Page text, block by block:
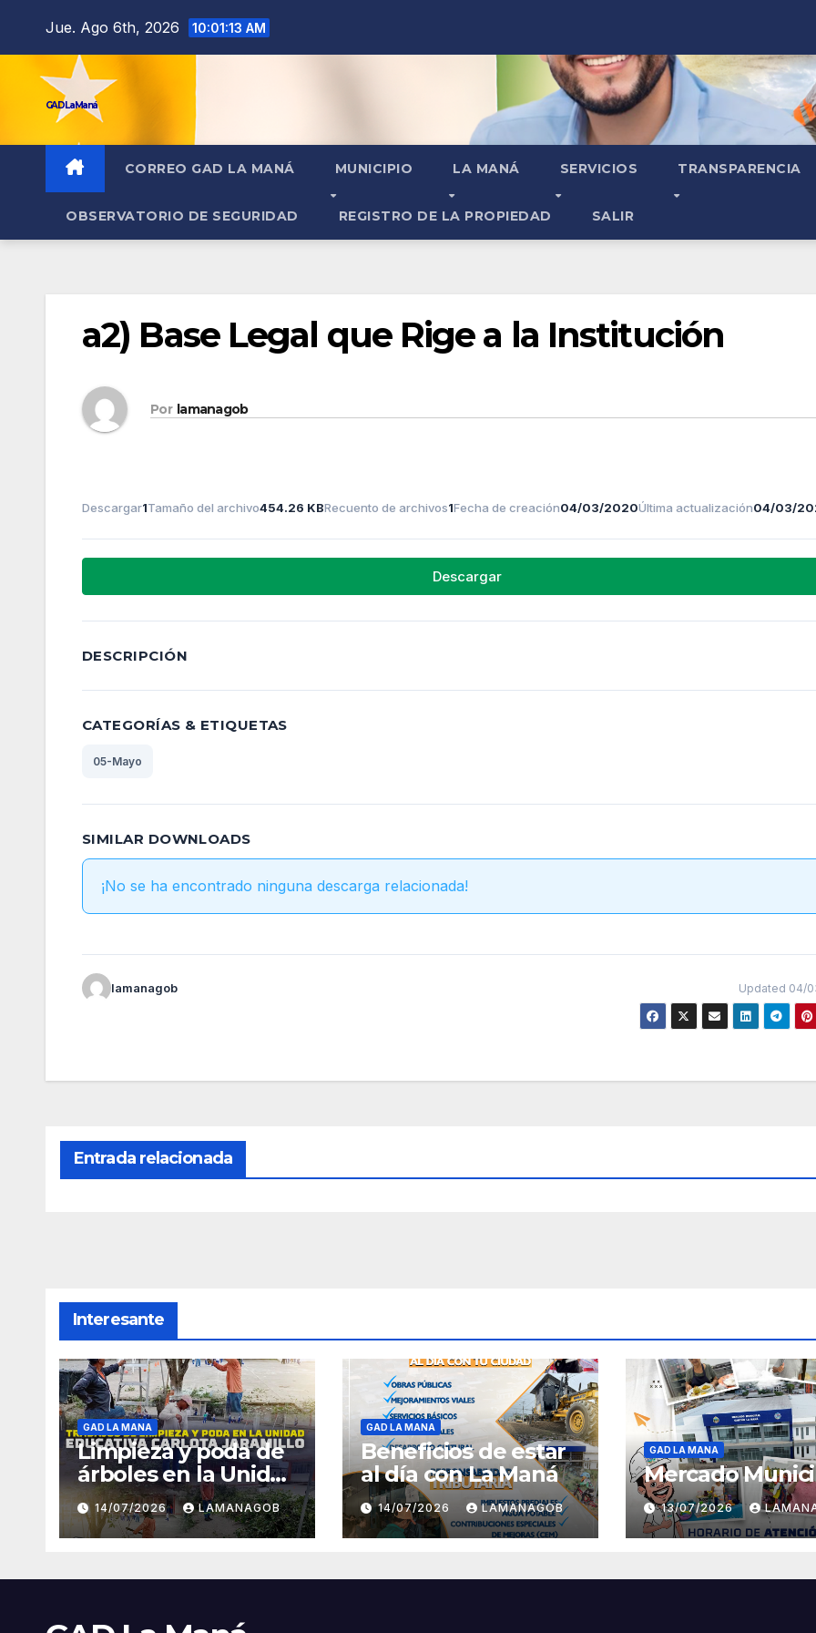
Jue. Ago 6th, 2026 10:01:14 AM
GAD La Maná
CORREO GAD LA MANÁ MUNICIPIO LA MANÁ SERVICIOS TRANSPARENCIA
OBSERVATORIO DE SEGURIDAD REGISTRO DE LA PROPIEDAD SALIR
a2) Base Legal que Rige a la Institución
Por lamanagob
Descargar1Tamaño del archivo454.26 KBRecuento de archivos1Fecha de creación04/03/2020Última actualización04/03/
Descargar
DESCRIPCIÓN
CATEGORÍAS & ETIQUETAS
05-Mayo
SIMILAR DOWNLOADS
¡No se ha encontrado ninguna descarga relacionada!
lamanagob Updated 04/
Entrada relacionada
Interesante
GAD LA MANA
Limpieza y poda de
árboles en la Unidad
Educativa Carlota
Jaramillo
14/07/2026 LAMANAGOB
GAD LA MANA
Beneficios de estar
al día con La Maná
14/07/2026 LAMANAGOB
GAD LA MANA
Mercado
13/07/2026